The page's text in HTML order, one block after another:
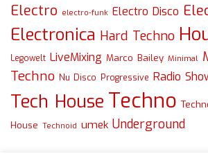
Electro electro-funk Electro Disco
Electronica Hard Techno
Legowelt LiveMixing Marco Bailey Minimal
Techno Nu Disco Progressive Radio
Tech House Techno
House Technoid umek Underground